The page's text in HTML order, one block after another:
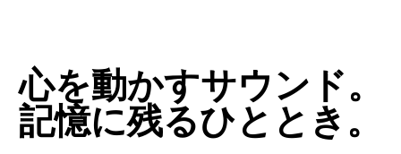
心を動かすサウンド。
記憶に残るひととき。